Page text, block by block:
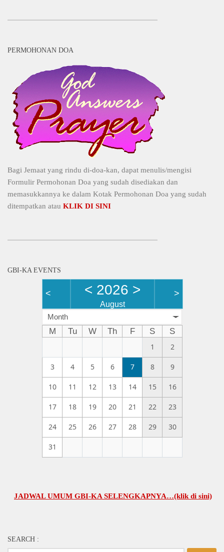
PERMOHONAN DOA
Bagi Jemaat yang rindu di-doa-kan, dapat menulis/mengisi
Formulir Permohonan Doa yang sudah disediakan dan
memasukkannya ke dalam Kotak Permohonan Doa yang sudah
ditempatkan atau KLIK DI SINI
GBI-KA EVENTS
< < 2026 >
August
>
Month
M Tu W Th F S
S
1
2
3 4 5 6 7 8 9
10 11 12 13 14 15 16
17 18 19 20 21 22 23
24 25 26 27 28 29 30
31
UMUM GBI-KA SELENGKAPNYA…(klik di sini)
SEARCH :